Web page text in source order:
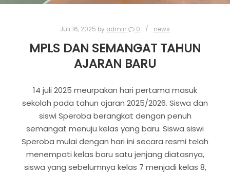
Juli 16, 2025 by admin 0 news
MPLS DAN SEMANGAT TAHUN
AJARAN BARU
14 juli 2025 meurpakan hari pertama masuk
sekolah pada tahun ajaran 2025/2026. Siswa dan
siswi Speroba berangkat dengan penuh
semangat menuju kelas yang baru. Siswa siswi
Speroba mulai dengan hari ini secara resmi telah
menempati kelas baru satu jenjang diatasnya,
siswa yang sebelumnya kelas 7 menjadi kelas 8,